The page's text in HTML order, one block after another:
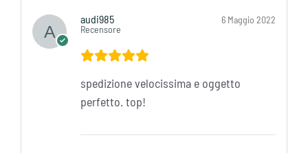
audi985
Recensore
6 Maggio 2022
spedizione velocissima e oggetto
perfetto. top!